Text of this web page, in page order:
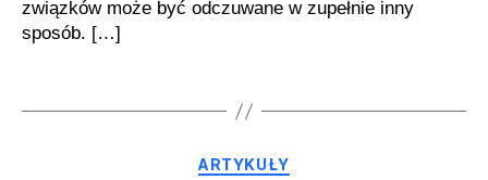
związków może być odczuwane w zupełnie inny
sposób. […]
Kategorie
ARTYKUŁY